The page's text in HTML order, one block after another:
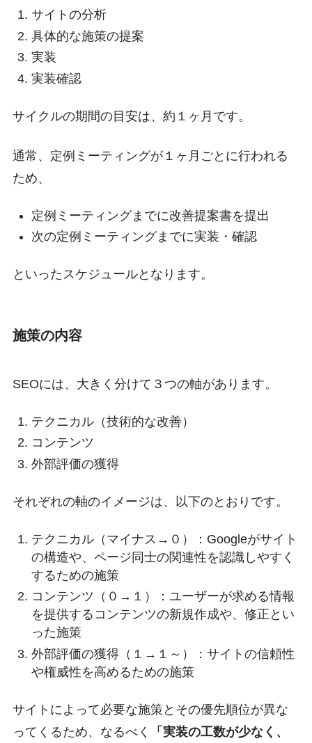
サイトの分析
具体的な施策の提案
実装
実装確認
サイクルの期間の目安は、約１ヶ月です。
通常、定例ミーティングが１ヶ月ごとに行われる
ため、
定例ミーティングまでに改善提案書を提出
次の定例ミーティングまでに実装・確認
といったスケジュールとなります。
施策の内容
SEOには、大きく分けて３つの軸があります。
テクニカル（技術的な改善）
コンテンツ
外部評価の獲得
それぞれの軸のイメージは、以下のとおりです。
テクニカル（マイナス→０）：Googleがサイト
の構造や、ページ同士の関連性を認識しやすく
するための施策
コンテンツ（０→１）：ユーザーが求める情報
を提供するコンテンツの新規作成や、修正とい
った施策
外部評価の獲得（１→１～）：サイトの信頼性
や権威性を高めるための施策
サイトによって必要な施策とその優先順位が異な
ってくるため、なるべく
「実装の工数が少なく、